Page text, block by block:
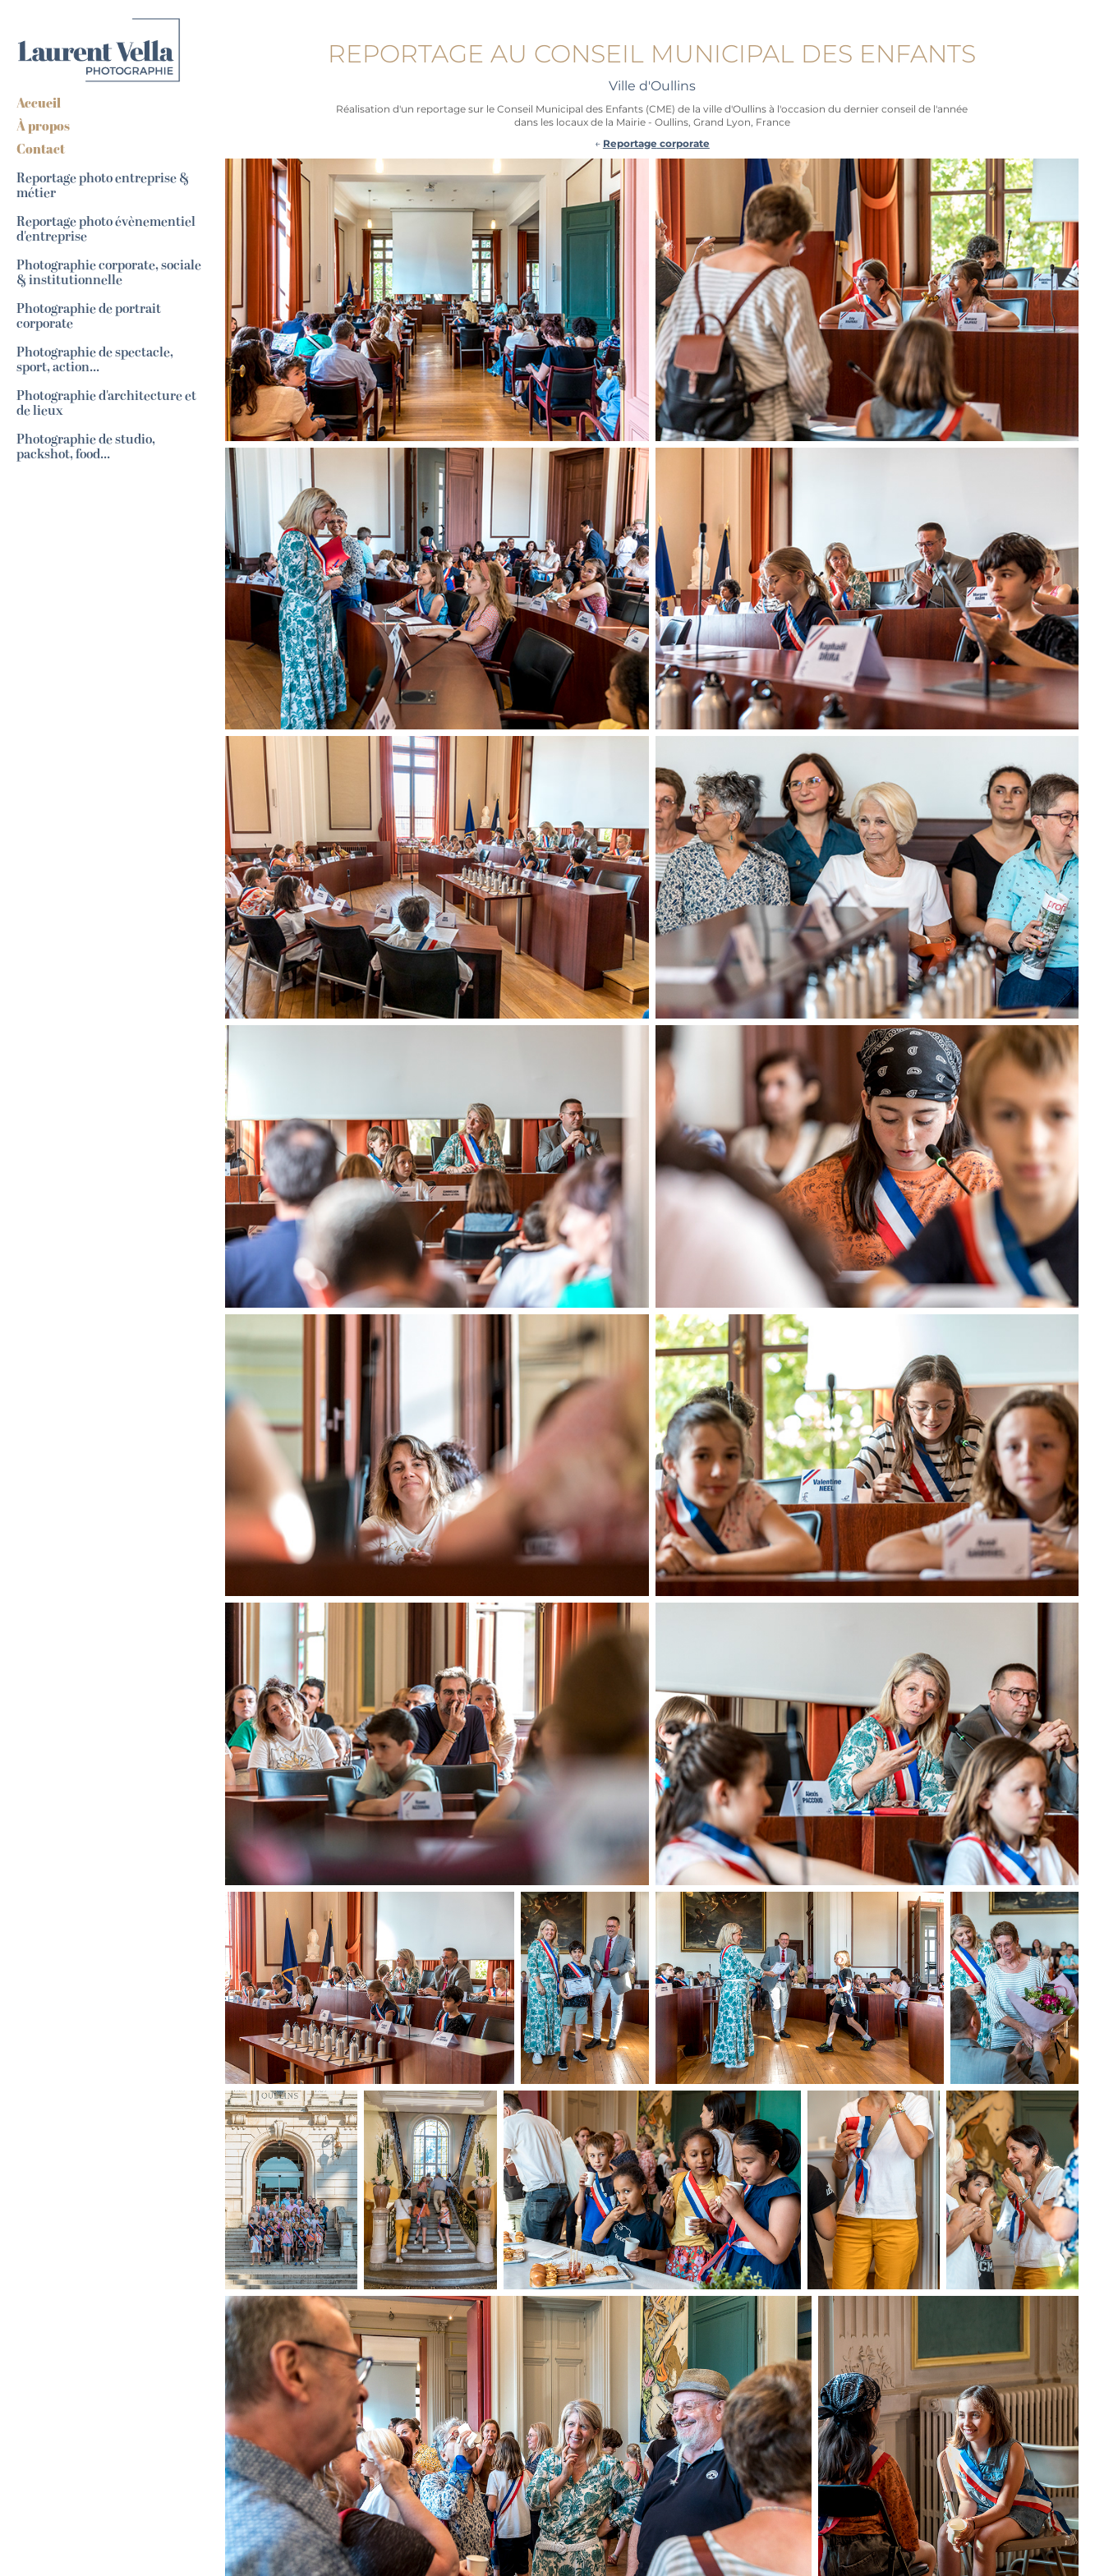
Accueil
À propos
Contact
Reportage photo entreprise &
métier
Reportage photo évènementiel
d'entreprise
Photographie corporate, sociale
& institutionnelle
Photographie de portrait
corporate
Photographie de spectacle,
sport, action...
Photographie d'architecture et
de lieux
Photographie de studio,
packshot, food...
REPORTAGE AU CONSEIL MUNICIPAL DES ENFANTS
Ville d'Oullins
Réalisation d'un reportage sur le Conseil Municipal des Enfants (CME) de la ville d'Oullins à l'occasion du dernier conseil de l'année
dans les locaux de la Mairie - Oullins, Grand Lyon, France
←Reportagecorporate